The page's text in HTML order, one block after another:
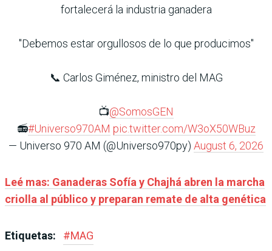
fortalecerá la industria ganadera
"Debemos estar orgullosos de lo que producimos"
📞 Carlos Giménez, ministro del MAG
📺@SomosGEN
📻#Universo970AM pic.twitter.com/W3oX50WBuz
— Universo 970 AM (@Universo970py) August 6, 2026
Leé mas: Ganaderas Sofía y Chajhá abren la marcha
criolla al público y preparan remate de alta genética
Etiquetas: #MAG